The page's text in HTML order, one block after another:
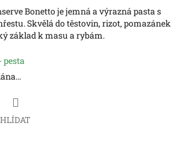
Bonetto je jemná a výrazná pasta s
Skvělá do těstovin, rizot, pomazánek
základ k masu a rybám.
pesta
HLÍDAT